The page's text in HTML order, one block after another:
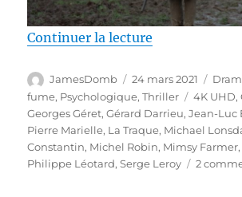
Continuer la lecture
Auteur
JamesDomb
Publié
le
24 mars 2021
fume, Psychologique,Thriller 4K UHD,
Georges Géret,Gérard Darrieu,Jean-Luc
Pierre Marielle, La Traque, Michael
Constantin, Michel Robin, Mimsy Farmer,
Philippe Léotard,Serge Leroy 2